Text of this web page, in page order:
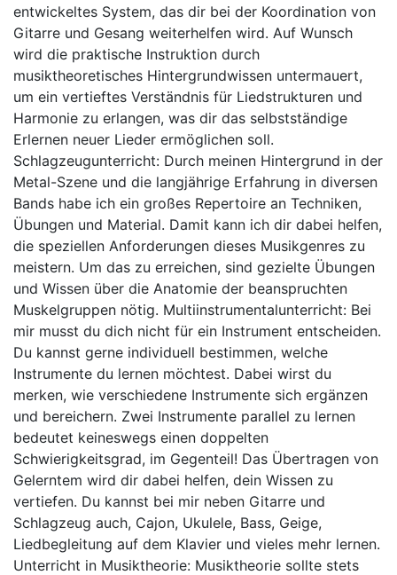
entwickeltes System, das dir bei der Koordination von
Gitarre und Gesang weiterhelfen wird. Auf Wunsch
wird die praktische Instruktion durch
musiktheoretisches Hintergrundwissen untermauert,
um ein vertieftes Verständnis für Liedstrukturen und
Harmonie zu erlangen, was dir das selbstständige
Erlernen neuer Lieder ermöglichen soll.
Schlagzeugunterricht: Durch meinen Hintergrund in der
Metal-Szene und die langjährige Erfahrung in diversen
Bands habe ich ein großes Repertoire an Techniken,
Übungen und Material. Damit kann ich dir dabei helfen,
die speziellen Anforderungen dieses Musikgenres zu
meistern. Um das zu erreichen, sind gezielte Übungen
und Wissen über die Anatomie der beanspruchten
Muskelgruppen nötig. Multiinstrumentalunterricht: Bei
mir musst du dich nicht für ein Instrument entscheiden.
Du kannst gerne individuell bestimmen, welche
Instrumente du lernen möchtest. Dabei wirst du
merken, wie verschiedene Instrumente sich ergänzen
und bereichern. Zwei Instrumente parallel zu lernen
bedeutet keineswegs einen doppelten
Schwierigkeitsgrad, im Gegenteil! Das Übertragen von
Gelerntem wird dir dabei helfen, dein Wissen zu
vertiefen. Du kannst bei mir neben Gitarre und
Schlagzeug auch, Cajon, Ukulele, Bass, Geige,
Liedbegleitung auf dem Klavier und vieles mehr lernen.
Unterricht in Musiktheorie: Musiktheorie sollte stets